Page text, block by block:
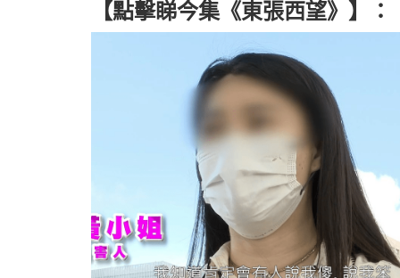
【點擊睇今集《東張西望》】：